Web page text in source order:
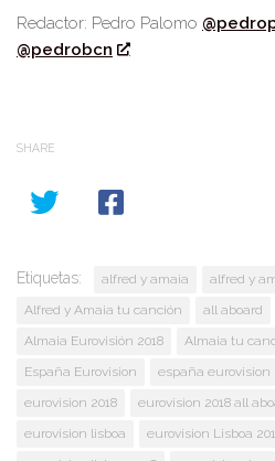
Redactor: Pedro Palomo
@pedrobcn
SHARE
Etiquetas: alfred y amaia
alfred y
Alfred y Amaia tu canción
all aboard
Almaia Eurovisión 2018
Almaia tu
España Eurovision
españa eurovision
eurovision 2018
eurovision 2018 all
eurovision lisboa
eurovision Lisboa